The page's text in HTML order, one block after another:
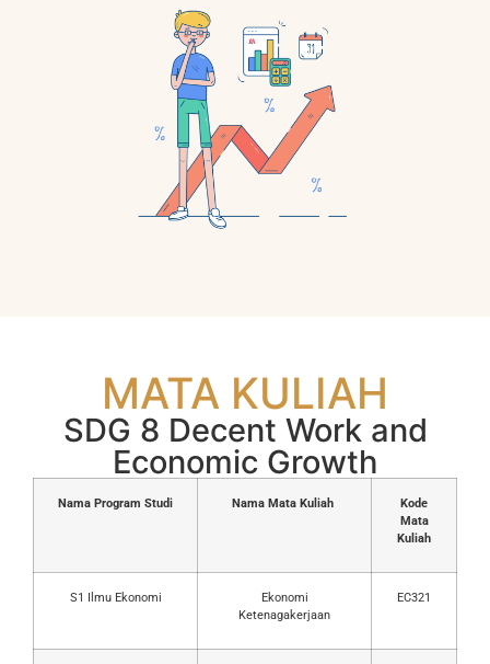
MATA KULIAH
SDG 8 Decent Work and
Economic Growth
Nama Program Studi Nama Mata Kuliah
Kode
Mata
Kuliah
S1 Ilmu Ekonomi
Ekonomi
Ketenagakerjaan
EC321